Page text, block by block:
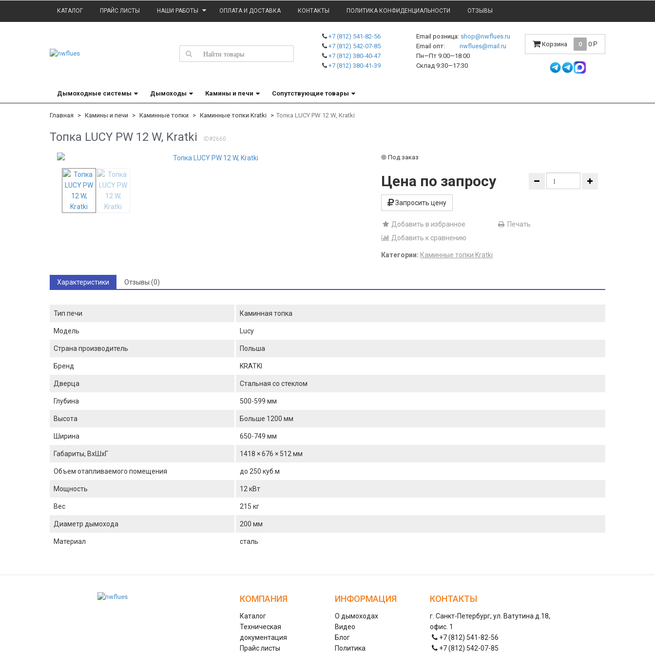
КАТАЛОГ ПРАЙС ЛИСТЫ НАШИ РАБОТЫ ОПЛАТА И ДОСТАВКА КОНТАКТЫ ПОЛИТИКА КОНФИДЕНЦИАЛЬНОСТИ ОТЗЫВЫ
+7 (812) 541-82-56
+7 (812) 542-07-85
+7 (812) 380-40-47
+7 (812) 380-41-39
Email розница: shop@nwflues.ru
Email опт: nwflues@mail.ru
Пн—Пт 9:00—18:00
Склад 9:30—17:30
Корзина 0 0 Р
Дымоходные системы Дымоходы Камины и печи Сопутствующие товары
Главная Камины и печи Каминные топки Каминные топки Kratki Топка LUCY PW 12 W, Kratki
Топка LUCY PW 12 W, Kratki ID#2660
Под заказ
Цена по запросу
Запросить цену
Добавить в избранное
Печать
Добавить к сравнению
Категории: Каминные топки Kratki
Характеристики Отзывы (0)
Тип печи Каминная топка
Модель Lucy
Страна производитель Польша
Бренд KRATKI
Дверца Стальная со стеклом
Глубина 500-599 мм
Высота Больше 1200 мм
Ширина 650-749 мм
Габариты, ВхШхГ 1418 × 676 × 512 мм
Объем отапливаемого помещения до 250 куб.м
Мощность 12 кВт
Вес 215 кг
Диаметр дымохода 200 мм
Материал сталь
КОМПАНИЯ
Каталог
Техническая
документация
Прайс листы
ИНФОРМАЦИЯ
О дымоходах
Видео
Блог
Политика
КОНТАКТЫ
г. Санкт-Петербург, ул. Ватутина д.18,
офис. 1
+7 (812) 541-82-56
+7 (812) 542-07-85